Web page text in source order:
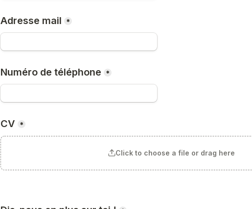
Adresse mail *
Numéro de téléphone *
CV *
Click to choose a file or drag here